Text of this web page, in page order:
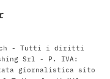
- Tutti i diritti
Srl - P. IVA:
giornalistica sito